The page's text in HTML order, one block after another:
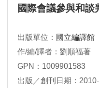
國際會議參與和
出版單位： 國立編譯館
作/編/譯者：劉順福著
GPN：1009901583
出版／創刊日期：